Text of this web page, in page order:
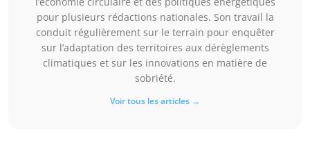
pour plusieurs rédactions nationales. Son travail la
conduit régulièrement sur le terrain pour enquêter
sur l’adaptation des territoires aux dérèglements
climatiques et sur les innovations en matière de
sobriété.
Voir tous les articles →